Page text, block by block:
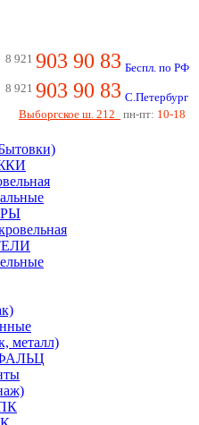
8 921 903 90 83 Беспл. по РФ
8 921 903 90 83 С.Петербург
Выборгское ш. 212
пн-пт: 10-18
металл)
ФАЛЬЦ